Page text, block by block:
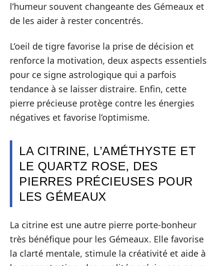
l’humeur souvent changeante des Gémeaux et
de les aider à rester concentrés.
L’oeil de tigre favorise la prise de décision et
renforce la motivation, deux aspects essentiels
pour ce signe astrologique qui a parfois
tendance à se laisser distraire. Enfin, cette
pierre précieuse protège contre les énergies
négatives et favorise l’optimisme.
LA CITRINE, L’AMÉTHYSTE ET
LE QUARTZ ROSE, DES
PIERRES PRÉCIEUSES POUR
LES GÉMEAUX
La citrine est une autre pierre porte-bonheur
très bénéfique pour les Gémeaux. Elle favorise
la clarté mentale, stimule la créativité et aide à